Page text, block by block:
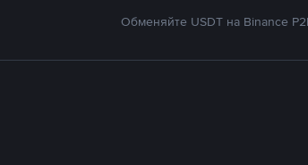
Обменяйте USDT на Binance